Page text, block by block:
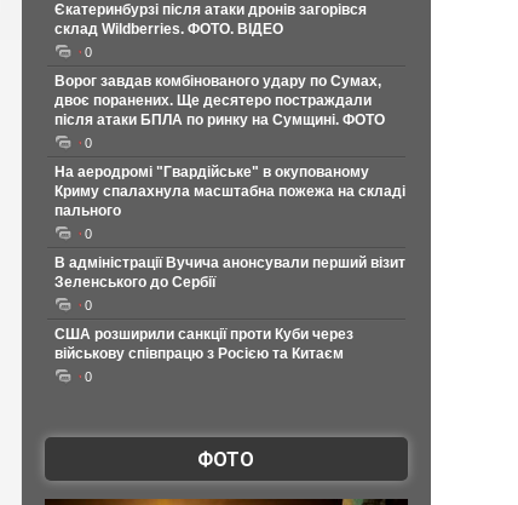
Єкатеринбурзі після атаки дронів загорівся
склад Wildberries. ФОТО. ВІДЕО
0
Ворог завдав комбінованого удару по Сумах,
двоє поранених. Ще десятеро постраждали
після атаки БПЛА по ринку на Сумщині. ФОТО
0
На аеродромі "Гвардійське" в окупованому
Криму спалахнула масштабна пожежа на складі
пального
0
В адміністрації Вучича анонсували перший візит
Зеленського до Сербії
0
США розширили санкції проти Куби через
військову співпрацю з Росією та Китаєм
0
ФОТО